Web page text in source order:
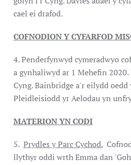
cael ei drafod.
COFNODION Y CYFARFOD
4. Penderfynwyd cymeradwyo
a gynhaliwyd ar 1 Mehefin
Cyng. Bainbridge a'r eilydd oedd
Pleidleisiodd yr Aelodau yn
MATERION YN CODI
5. Prydles y Parc Cychod.
llythyr oddi wrth Emma dan